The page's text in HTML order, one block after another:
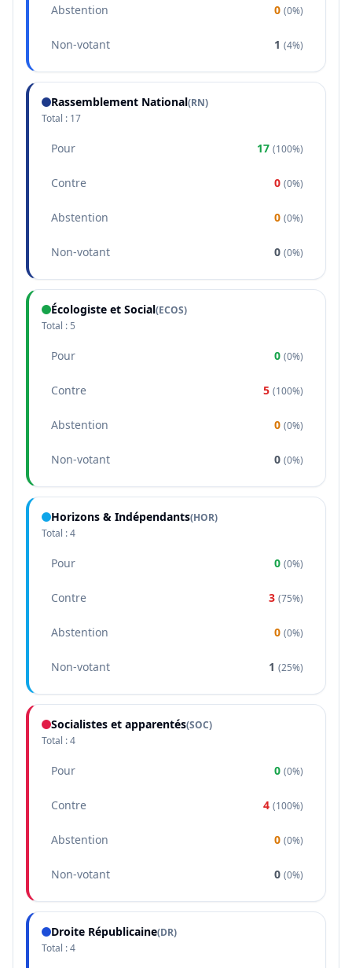
Abstention 0 (0%)
Non-votant 1 (4%)
Rassemblement National(RN)
Total : 17
Pour 17 (100%)
Contre 0 (0%)
Abstention 0 (0%)
Non-votant 0 (0%)
Écologiste et Social(ECOS)
Total : 5
Pour 0 (0%)
Contre 5 (100%)
Abstention 0 (0%)
Non-votant 0 (0%)
Horizons & Indépendants(HOR)
Total :4
Pour 0 (0%)
Contre 3 (75%)
Abstention 0 (0%)
Non-votant 1 (25%)
Socialistes et apparentés(SOC)
Total :4
Pour 0 (0%)
Contre 4 (100%)
Abstention 0 (0%)
Non-votant 0 (0%)
Droite Républicaine(DR)
Total :4